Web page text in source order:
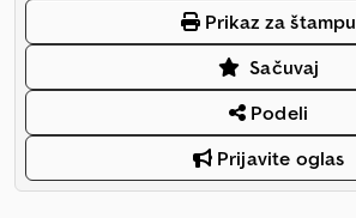
Prikaz za štampu
Sačuvaj
Podeli
Prijavite oglas